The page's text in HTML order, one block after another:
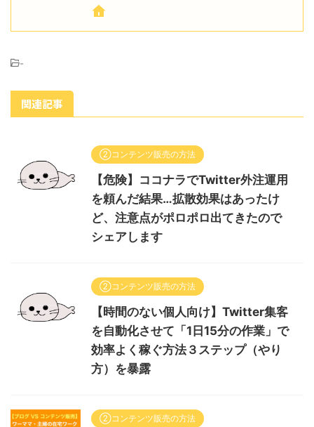
-
関連記事
②コンテンツ販売の方法
【危険】ココナラでTwitter外注運用
を頼んだ結果…拡散効果はあったけ
ど、注意点がポロポロ出てきたので
シェアします
②コンテンツ販売の方法
【時間のない個人向け】Twitter集客
を自動化させて「1日15分の作業」で
効率よく稼ぐ方法３ステップ（やり
方）を暴露
②コンテンツ販売の方法